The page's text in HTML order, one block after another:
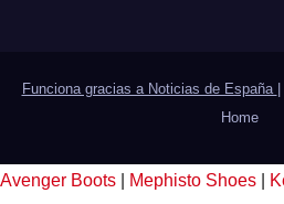
Funciona gracias a Noticias de España
Home
Avenger Boots Mephisto Shoes